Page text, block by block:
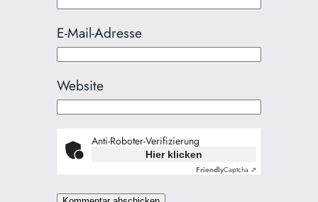
E-Mail-Adresse
Website
Anti-Roboter-Verifizierung
Hier klicken
FriendlyCaptcha ⇗